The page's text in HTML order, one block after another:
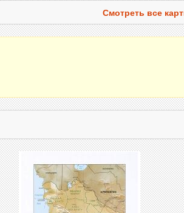
Смотреть все